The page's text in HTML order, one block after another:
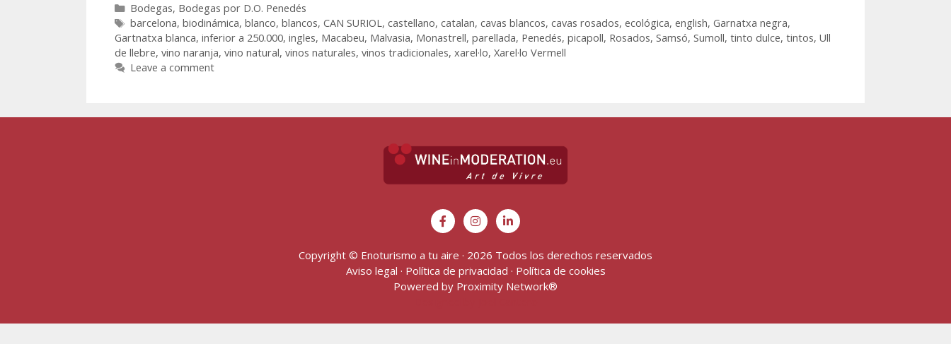
Bodegas, Bodegas por D.O. Penedés
barcelona, biodinámica, blanco, blancos, CAN SURIOL , castellano, catalan, cavas blancos, cavas rosados, ecológica, english, Garnatxa negra,
Gartnatxa blanca, inferior a 250.000, ingles, Macabeu, Malvasia, Monastrell, parellada, Penedés, picapoll, Rosados, Samsó, Sumoll, tinto dulce, tintos, Ull
de llebre, vino naranja, vino natural, vinos naturales, vinos tradicionales, xarel·lo, Xarel·lo Vermell
Leave a comment
Copyright © Enoturismo a tu aire · 2026 Todos los derechos reservados
Aviso legal · Política de privacidad · Política de cookies
Powered by Proximity Network®